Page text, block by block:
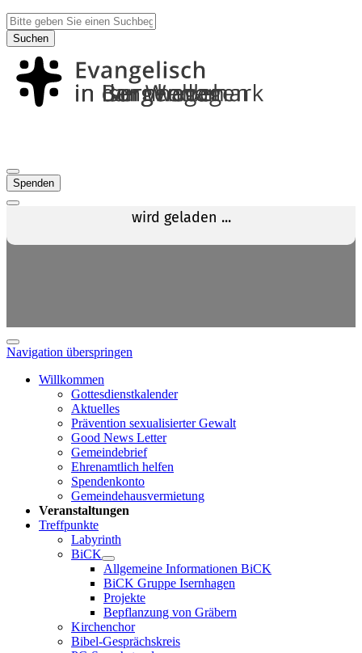
Suchen
Spenden
Navigation überspringen
Willkommen
Gottesdienstkalender
Aktuelles
Prävention sexualisierter Gewalt
Good News Letter
Gemeindebrief
Ehrenamtlich helfen
Spendenkonto
Gemeindehausvermietung
Veranstaltungen
Treffpunkte
Labyrinth
BiCK
Allgemeine Informationen BiCK
BiCK Gruppe Isernhagen
Projekte
Bepflanzung von Gräbern
Kirchenchor
Bibel-Gesprächskreis